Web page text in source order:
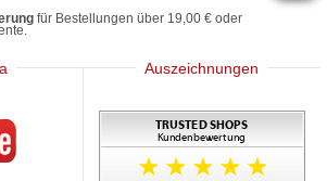
für Bestellungen über 19,00 € oder
Auszeichnungen